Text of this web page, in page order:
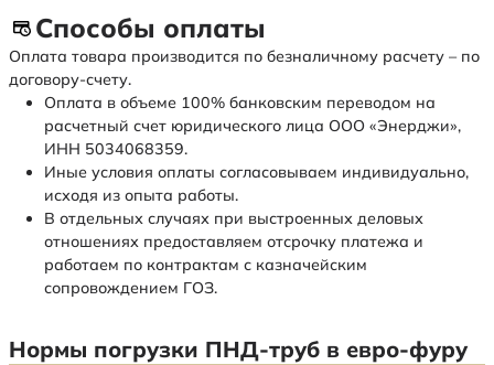
Способы оплаты
Оплата товара производится по безналичному расчету – по
договору-счету.
Оплата в объеме 100% банковским переводом на
расчетный счет юридического лица ООО «Энерджи»,
ИНН 5034068359.
Иные условия оплаты согласовываем индивидуально,
исходя из опыта работы.
В отдельных случаях при выстроенных деловых
отношениях предоставляем отсрочку платежа и
работаем по контрактам с казначейским
сопровождением ГОЗ.
Нормы погрузки ПНД-труб в евро-фуру